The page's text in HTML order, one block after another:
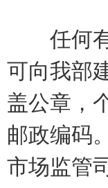
任何有
可向我部
盖公章，
邮政编码
市场监管